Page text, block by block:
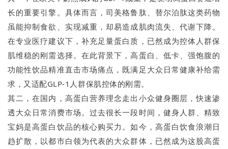
长的重要引擎。具体而言，司美格鲁肽、替尔泊肽这类药物
虽能抑制食欲、实现减重，却易造成肌肉流失、代谢下降。
在专业医疗建议下，补充足量蛋白质，已然成为控体人群保
肌维稳的刚需选择。在此背景下，高蛋白、低卡、强饱腹的
功能性饮品精准直击市场痛点，既满足大众日常健康补给需
求，又适配GLP-1人群保肌控体的刚需。
其二，在国内，高蛋白营养理念走出小众健身圈层，快速渗
透大众日常消费市场。过去很长一段时间，健身人群、精致
宝妈是高蛋白饮品的核心购买力。如今，高蛋白饮食浪潮日
趋扩散，以都市白领为代表的大众群体，已然成为这股高蛋